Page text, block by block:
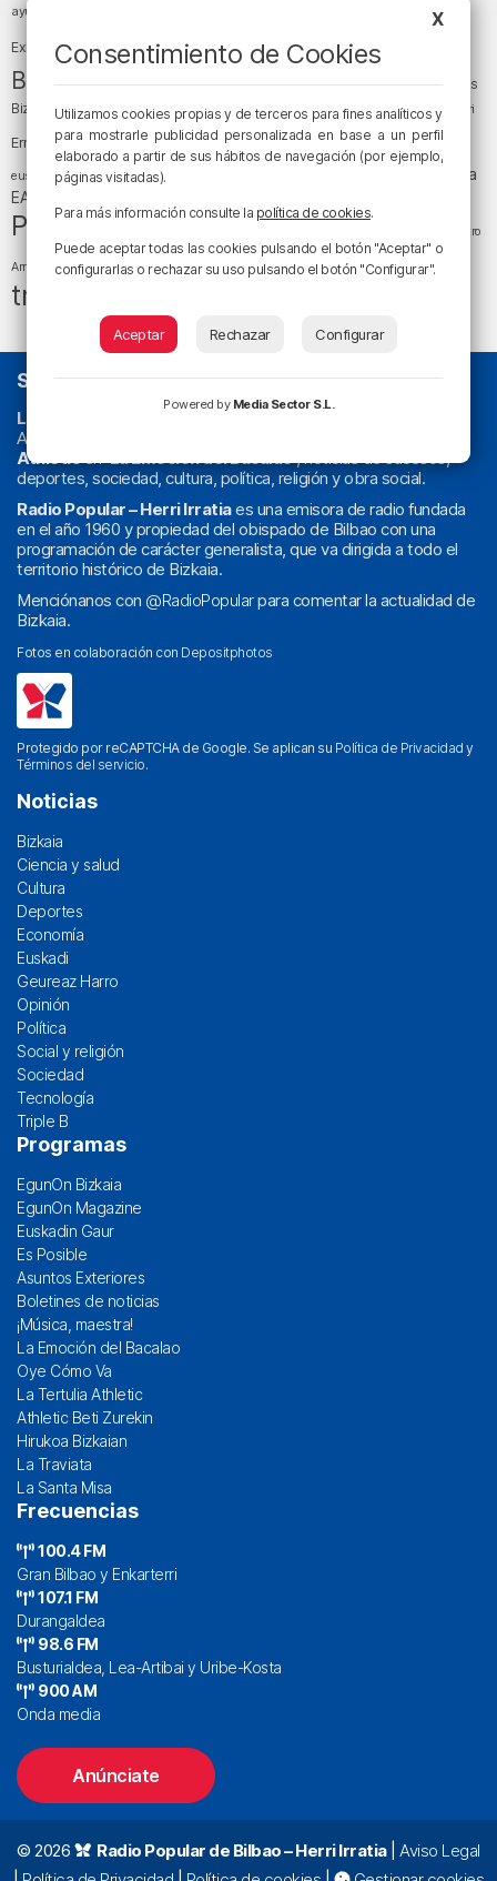
ayuntamiento de Bilbao BEC (Bilbao
Exhibition Center) BilbaoBilbao Basket Bizkaia
Bizkaia y sus comarcas Copa del Rey cultura Cáritas
Bizkaia
Deusto Diócesis de Bilbao Egunon Bizkaia el tiempo Enkarterri
Ernesto Valverde Ertzaintza Euskadi (País Vasco)
euskera fiestas fútbol LaLiga
LaLiga
EA Sports
Política sociedadsucesos Teatro
Arriaga tiempotiempo atmosféricotráfico
tráfico en Bizkaia
SOBRE NOSOTROS
La radio sin cadenas
. Desde 1960 haciendo radio en Bilbao.
Actualidad y
Athletic
deportes, sociedad, cultura, política, religión y obra social.
Radio Popular – Herri Irratiaes una emisora de radio fundada
en el año 1960 y propiedad del obispado de Bilbao con una
programación de carácter generalista, que va dirigida a todo el
territorio histórico de Bizkaia.
Menciónanos con @RadioPopularpara comentar la actualidad de
Bizkaia.
Fotos en colaboración con Depositphotos
Protegido por reCAPTCHA de Google. Se aplican su Política de Privacidad y
Términos del servicio.
Noticias
Bizkaia
Ciencia y salud
Cultura
Deportes
Economía
Euskadi
Geureaz Harro
Opinión
Política
Social y religión
Sociedad
Tecnología
Triple B
Programas
EgunOn Bizkaia
EgunOn Magazine
Euskadin Gaur
Es Posible
Asuntos Exteriores
Boletines de noticias
¡Música, maestra!
La Emoción del Bacalao
Oye Cómo Va
La Tertulia Athletic
Athletic Beti Zurekin
Hirukoa Bizkaian
La Traviata
La Santa Misa
Frecuencias
100.4 FM
Gran Bilbao y Enkarterri
107.1 FM
Durangaldea
98.6 FM
Busturialdea, Lea-Artibai y Uribe-Kosta
900 AM
Onda media
Anúnciate
© 2026 Radio Popular de Bilbao – Herri Irratia| Aviso Legal
X
Consentimiento de Cookies
Utilizamos cookies propias y de terceros para fines analíticos y
para mostrarle publicidad personalizada en base a un perfil
elaborado a partir de sus hábitos de navegación (por ejemplo,
páginas visitadas).
Para más información consulte la política de cookies.
Puede aceptar todas las cookies pulsando el botón "Aceptar" o
configurarlas o rechazar su uso pulsando el botón "Configurar".
Aceptar Rechazar Configurar
Powered by Media Sector S.L.